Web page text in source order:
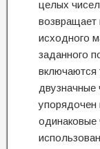
целых
возвращает
исходного
заданного
включаются
упорядочен